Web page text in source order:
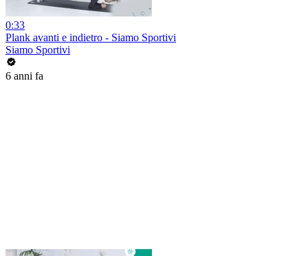
0:33
Plank avanti e indietro - Siamo Sportivi
Siamo Sportivi
6 anni fa